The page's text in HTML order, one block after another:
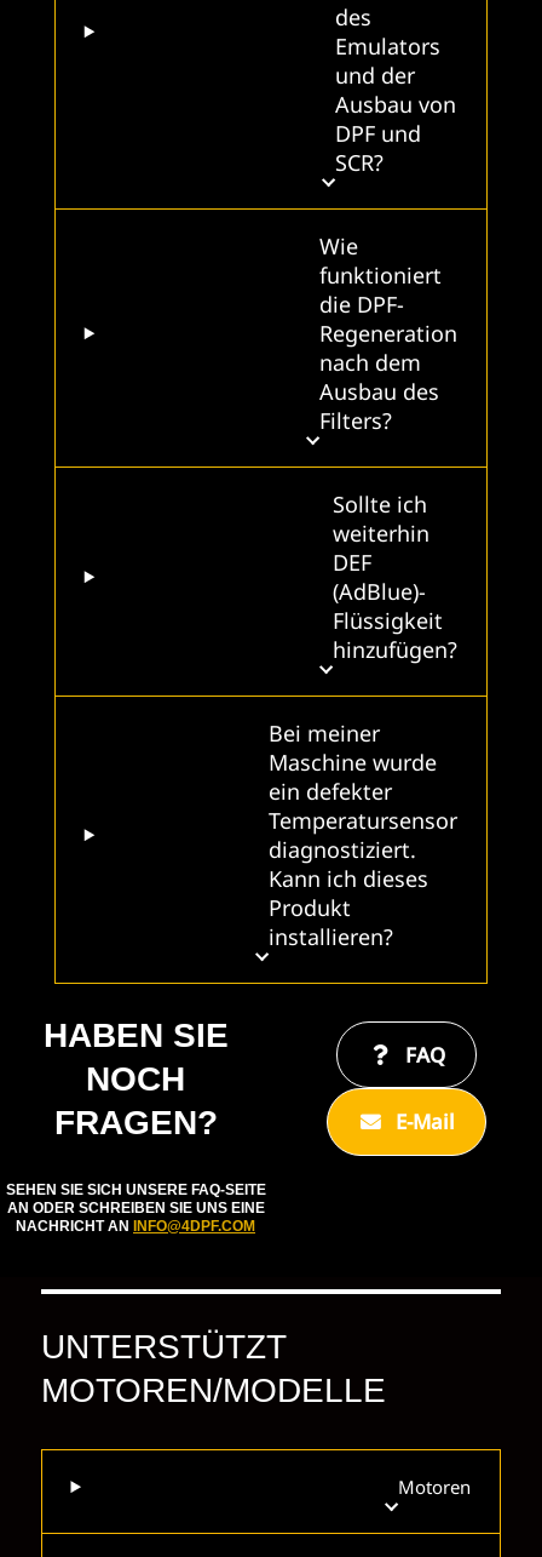
des
Emulators
und der
Ausbau von
DPF und
SCR?
Wie
funktioniert
die DPF-
Regeneration
nach dem
Ausbau des
Filters?
Sollte ich
weiterhin
DEF
(AdBlue)-
Flüssigkeit
hinzufügen?
Bei meiner
Maschine wurde
ein defekter
Temperatursensor
diagnostiziert.
Kann ich dieses
Produkt
installieren?
HABEN SIE
NOCH
FRAGEN?
SEHEN SIE SICH UNSERE FAQ-SEITE
AN ODER SCHREIBEN SIE UNS EINE
NACHRICHT AN INFO@4DPF.COM
FAQ
E-Mail
UNTERSTÜTZT
MOTOREN/MODELLE
Motoren